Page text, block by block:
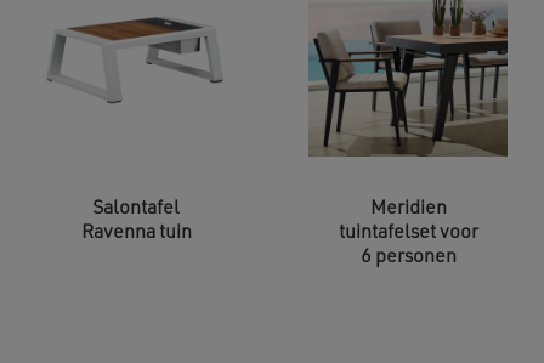
Salontafel
Ravenna tuin
Meridien
tuintafelset voor
6 personen